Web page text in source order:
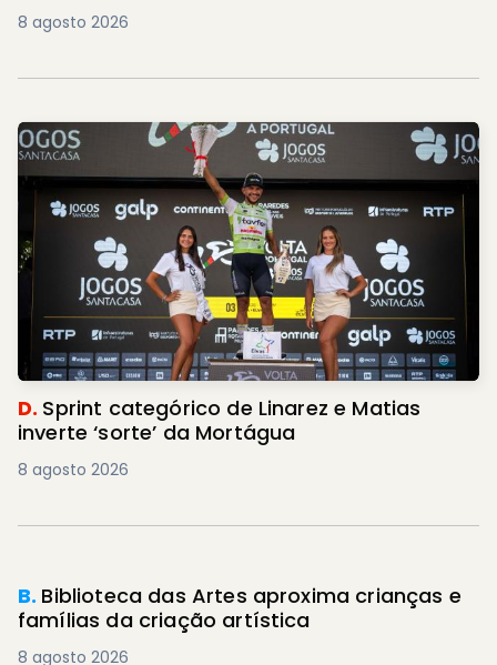
8 agosto 2026
D. Sprint categórico de Linarez e Matias
inverte ‘sorte’ da Mortágua
8 agosto 2026
B. Biblioteca das Artes aproxima crianças e
famílias da criação artística
8 agosto 2026